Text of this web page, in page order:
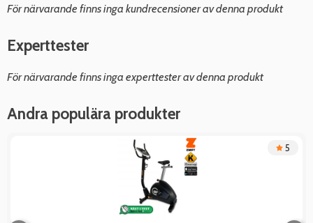
För närvarande finns inga kundrecensioner av denna produkt
Experttester
För närvarande finns inga experttester av denna produkt
Andra populära produkter
5